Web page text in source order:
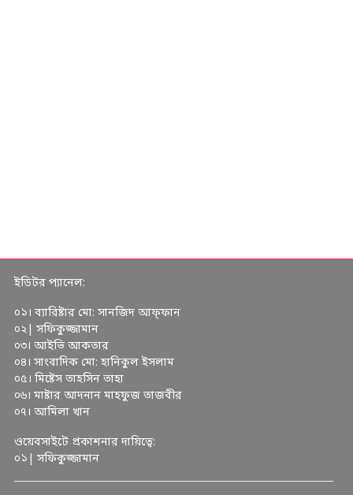
ইডিটর প্যানেল:
০১। ব্যারিষ্টার মো: সানজিদ আফ্ফান
০২| সফিকুজ্জামান
০৩। আইভি আকতার
০৪। সাংবাদিক মো: হানিকুল ইসলাম
০৫। মিষ্টেস তাহসিন তাহা
০৬। মাষ্টার আদনান মাহফুজ তাজবীর
০৭। আমিলা খান
ওয়েবসাইটে প্রকাশনার দায়িত্বে:
০১| সফিকুজ্জামান